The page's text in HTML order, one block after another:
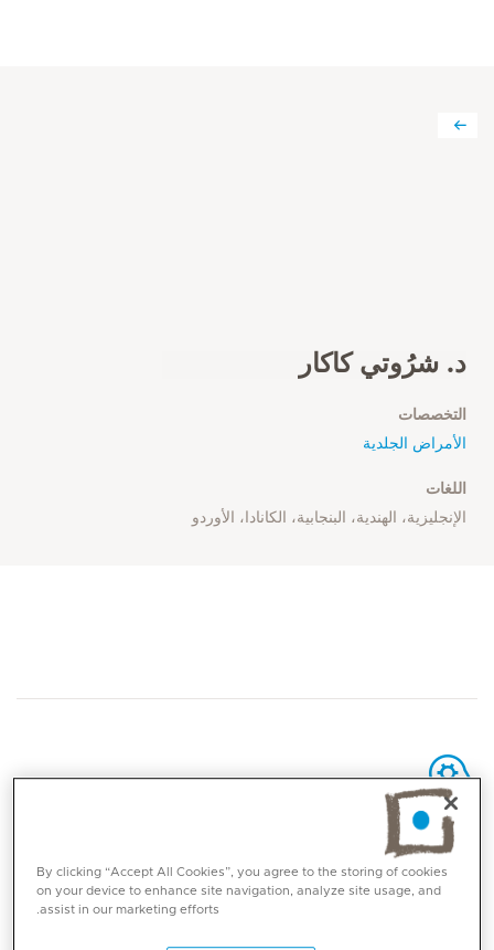
د. شرُوتي كاكار
التخصصات
الأمراض الجلدية
اللغات
الإنجليزية، الهندية، البنجابية، الكانادا، الأوردو
المهارات الأساسية
د. شروتي كاكار تتمتع بخبرة واسعة في تشخيص وعلاج مجموعة
By clicking “Accept All Cookies”, you agree to the storing of cookies
on your device to enhance site navigation, analyze site usage, and
assist in our marketing efforts.